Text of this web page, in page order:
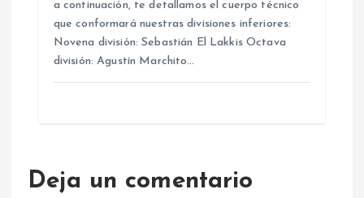
a continuación, te detallamos el cuerpo técnico
que conformará nuestras divisiones inferiores:
Novena división: Sebastián El Lakkis Octava
división: Agustín Marchito…
Deja un comentario